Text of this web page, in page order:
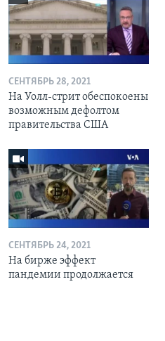
СЕНТЯБРЬ 28, 2021
На Уолл-стрит обеспокоены
возможным дефолтом
правительства США
СЕНТЯБРЬ 24, 2021
На бирже эффект
пандемии продолжается